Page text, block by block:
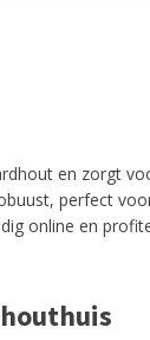
en zorgt
perfect
online en